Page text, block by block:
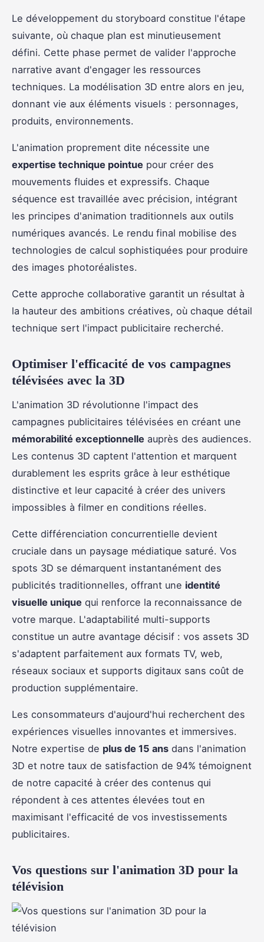
Le développement du storyboard constitue l'étape
suivante, où chaque plan est minutieusement
défini. Cette phase permet de valider l'approche
narrative avant d'engager les ressources
techniques. La modélisation 3D entre alors en jeu,
donnant vie aux éléments visuels : personnages,
produits, environnements.
L'animation proprement dite nécessite une
expertise technique pointue pour créer des
mouvements fluides et expressifs. Chaque
séquence est travaillée avec précision, intégrant
les principes d'animation traditionnels aux outils
numériques avancés. Le rendu final mobilise des
technologies de calcul sophistiquées pour produire
des images photoréalistes.
Cette approche collaborative garantit un résultat à
la hauteur des ambitions créatives, où chaque détail
technique sert l'impact publicitaire recherché.
Optimiser l'efficacité de vos campagnes
télévisées avec la 3D
L'animation 3D révolutionne l'impact des
campagnes publicitaires télévisées en créant une
mémorabilité exceptionnelle auprès des audiences.
Les contenus 3D captent l'attention et marquent
durablement les esprits grâce à leur esthétique
distinctive et leur capacité à créer des univers
impossibles à filmer en conditions réelles.
Cette différenciation concurrentielle devient
cruciale dans un paysage médiatique saturé. Vos
spots 3D se démarquent instantanément des
publicités traditionnelles, offrant une identité
visuelle unique qui renforce la reconnaissance de
votre marque. L'adaptabilité multi-supports
constitue un autre avantage décisif : vos assets 3D
s'adaptent parfaitement aux formats TV, web,
réseaux sociaux et supports digitaux sans coût de
production supplémentaire.
Les consommateurs d'aujourd'hui recherchent des
expériences visuelles innovantes et immersives.
Notre expertise de plus de 15 ans dans l'animation
3D et notre taux de satisfaction de 94% témoignent
de notre capacité à créer des contenus qui
répondent à ces attentes élevées tout en
maximisant l'efficacité de vos investissements
publicitaires.
Vos questions sur l'animation 3D pour la
télévision